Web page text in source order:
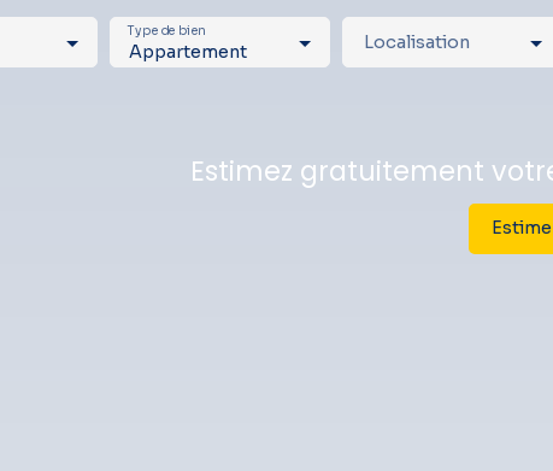
Appartement
Type de bien Localisation
Estimez gratuitement